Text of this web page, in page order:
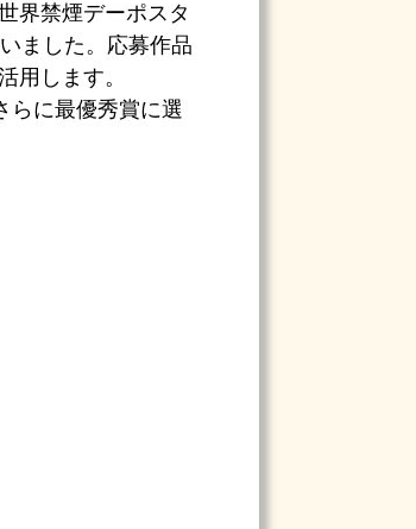
界禁煙デーポスタ
ました。応募作品
用します。
らに最優秀賞に選